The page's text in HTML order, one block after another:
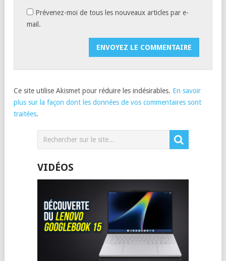
Prévenez-moi de tous les nouveaux articles par e-
mail.
Ce site utilise Akismet pour réduire les indésirables. En savoir
plus sur la façon dont les données de vos commentaires sont
traitées.
VIDÉOS